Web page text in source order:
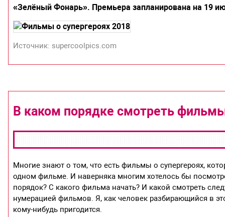
«Зелёный Фонарь». Премьера запланирована на 19
Источник: supercoolpics.com
В каком порядке смотреть
Многие знают о том, что есть фильмы о супергероях,
одном фильме. И наверняка многим хотелось бы
порядок? С какого фильма начать? И какой смотреть
нумерацией фильмов. Я, как человек разбирающийся в
кому-нибудь пригодится.